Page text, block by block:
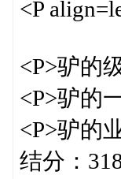
<P
<P>驴的
<P>驴的
<P>驴的
结分：